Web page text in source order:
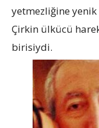
yetmezliğine
Çirkin ülkücü
birisiydi.